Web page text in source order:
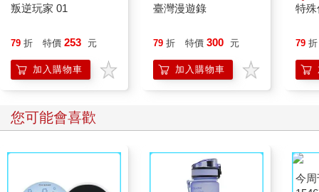
叛逆玩家 01
79 折 特價 253 元
加入購物車
臺灣漫遊錄
79 折 特價 300 元
加入購物車
特
79 折
您可能會喜歡